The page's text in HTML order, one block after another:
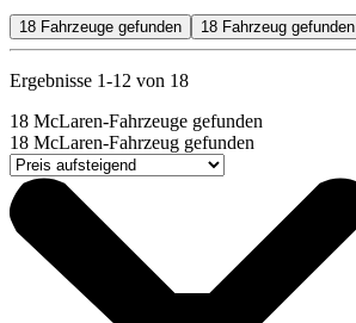
18 Fahrzeuge gefunden 18 Fahrzeug gefunden
Ergebnisse 1-12 von 18
18 McLaren-Fahrzeuge gefunden
18 McLaren-Fahrzeug gefunden